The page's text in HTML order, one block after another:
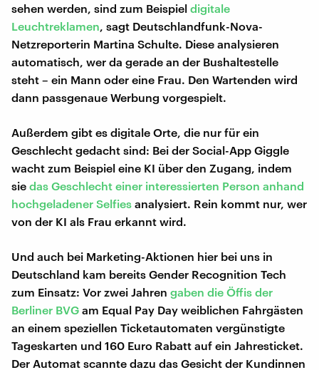
sehen werden, sind zum Beispiel digitale
Leuchtreklamen , sagt Deutschlandfunk-Nova-
Netzreporterin Martina Schulte. Diese analysieren
automatisch, wer da gerade an der Bushaltestelle
steht – ein Mann oder eine Frau. Den Wartenden wird
dann passgenaue Werbung vorgespielt.
Außerdem gibt es digitale Orte, die nur für ein
Geschlecht gedacht sind: Bei der Social-App Giggle
wacht zum Beispiel eine KI über den Zugang, indem
sie das Geschlecht einer interessierten Person anhand
hochgeladener Selfies analysiert. Rein kommt nur, wer
von der KI als Frau erkannt wird.
Und auch bei Marketing-Aktionen hier bei uns in
Deutschland kam bereits Gender Recognition Tech
zum Einsatz: Vor zwei Jahren gaben die Öffis der
Berliner BVG am Equal Pay Day weiblichen Fahrgästen
an einem speziellen Ticketautomaten vergünstigte
Tageskarten und 160 Euro Rabatt auf ein Jahresticket.
Der Automat scannte dazu das Gesicht der Kundinnen